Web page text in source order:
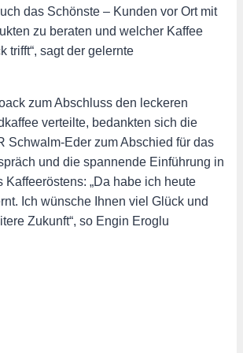
das Schönste – Kunden vor Ort mit
zu beraten und welcher Kaffee
trifft“, sagt der gelernte
zum Abschluss den leckeren
verteilte, bedankten sich die
Schwalm-Eder zum Abschied für das
und die spannende Einführung in
Kaffeeröstens: „Da habe ich heute
Ich wünsche Ihnen viel Glück und
Zukunft“, so Engin Eroglu